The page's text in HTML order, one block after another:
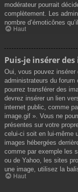
modérateur pourrait
complètement. Les
nombre d’émoticônes
Haut
Puis-je insérer des
Oui, vous pouvez
administrateurs du forum
pourrez transférer des
devrez insérer un lien
internet public, comme
image.gif ». Vous ne
présentes sur votre
celui-ci soit en lui-même
images hébergées
comme par exemple les
ou de Yahoo, les sites
une image, utilisez la
Haut